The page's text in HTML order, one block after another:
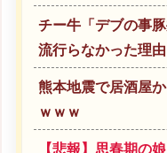
チー牛「デブの事
流行らなかった理由
熊本地震で居酒屋
ｗｗｗ
【悲報】思春期の